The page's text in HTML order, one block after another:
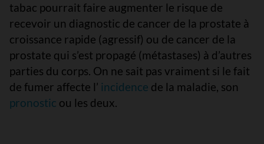
tabac pourrait faire augmenter le risque de
recevoir un diagnostic de cancer de la prostate à
croissance rapide (agressif) ou de cancer de la
prostate qui s’est propagé (métastases) à d’autres
parties du corps. On ne sait pas vraiment si le fait
de fumer affecte l’ incidence de la maladie, son
pronostic ou les deux.